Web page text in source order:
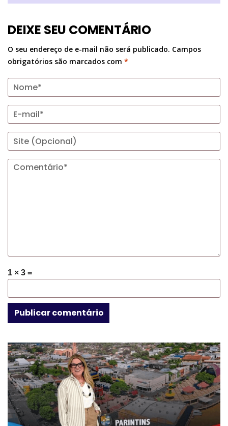
DEIXE SEU COMENTÁRIO
O seu endereço de e-mail não será publicado. Campos
obrigatórios são marcados com *
1 × 3 =